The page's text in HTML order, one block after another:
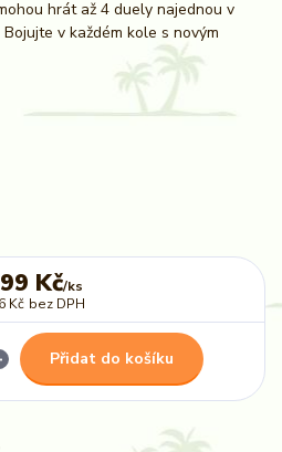
hrát až 4 duely najednou v
v každém kole s novým
Kč/ks
Kč bez DPH
Přidat do košíku